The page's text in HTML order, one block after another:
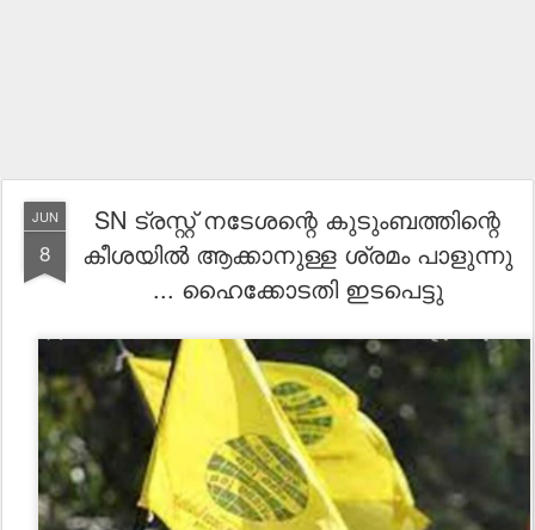
JUN
8
SN ട്രസ്റ്റ് നടേശന്റെ കുടുംബത്തിന്റെ
കീശയിൽ ആക്കാനുള്ള ശ്രമം പാളുന്നു
... ഹൈക്കോടതി ഇടപെട്ടു